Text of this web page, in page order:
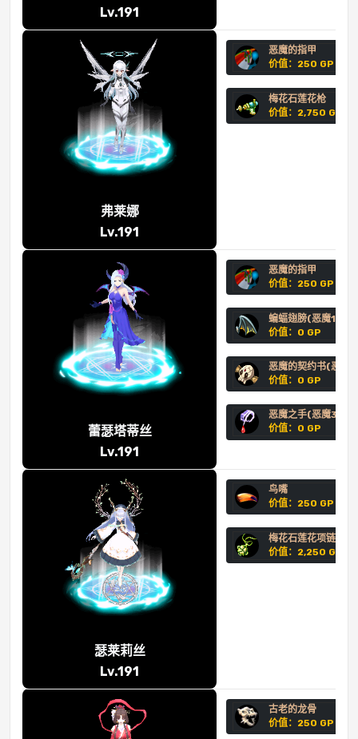
Lv.191
弗莱娜
Lv.191
恶魔的指甲
价值：250 GP
梅花石莲花枪
价值：2,750 GP
蕾瑟塔蒂丝
Lv.191
恶魔的指甲
价值：250 GP
蝙蝠翅膀(恶魔1阶)
价值：0 GP
恶魔的契约书(恶魔
价值：0 GP
恶魔之手(恶魔3阶)
价值：0 GP
瑟莱莉丝
Lv.191
鸟嘴
价值：250 GP
梅花石莲花项链
价值：2,250 GP
古老的龙骨
价值：250 GP